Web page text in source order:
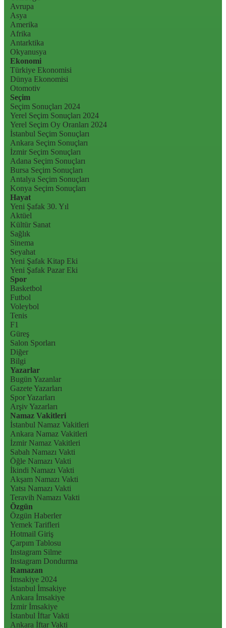
Avrupa
Asya
Amerika
Afrika
Antarktika
Okyanusya
Ekonomi
Türkiye Ekonomisi
Dünya Ekonomisi
Otomotiv
Seçim
Seçim Sonuçları 2024
Yerel Seçim Sonuçları 2024
Yerel Seçim Oy Oranları 2024
İstanbul Seçim Sonuçları
Ankara Seçim Sonuçları
İzmir Seçim Sonuçları
Adana Seçim Sonuçları
Bursa Seçim Sonuçları
Antalya Seçim Sonuçları
Konya Seçim Sonuçları
Hayat
Yeni Şafak 30. Yıl
Aktüel
Kültür Sanat
Sağlık
Sinema
Seyahat
Yeni Şafak Kitap Eki
Yeni Şafak Pazar Eki
Spor
Basketbol
Futbol
Voleybol
Tenis
F1
Güreş
Salon Sporları
Diğer
Bilgi
Yazarlar
Bugün Yazanlar
Gazete Yazarları
Spor Yazarları
Arşiv Yazarları
Namaz Vakitleri
İstanbul Namaz Vakitleri
Ankara Namaz Vakitleri
İzmir Namaz Vakitleri
Sabah Namazı Vakti
Öğle Namazı Vakti
İkindi Namazı Vakti
Akşam Namazı Vakti
Yatsı Namazı Vakti
Teravih Namazı Vakti
Özgün
Özgün Haberler
Yemek Tarifleri
Hotmail Giriş
Çarpım Tablosu
Instagram Silme
Instagram Dondurma
Ramazan
İmsakiye 2024
İstanbul İmsakiye
Ankara İmsakiye
İzmir İmsakiye
İstanbul İftar Vakti
Ankara İftar Vakti